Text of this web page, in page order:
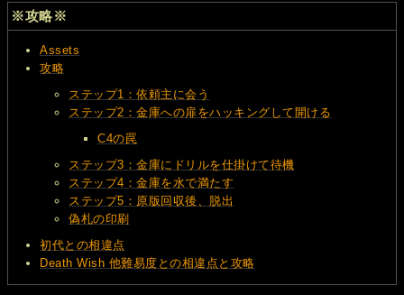
※攻略※
Assets
攻略
ステップ1：依頼主に会う
ステップ2：金庫への扉をハッキングして開ける
C4の罠
ステップ3：金庫にドリルを仕掛けて待機
ステップ4：金庫を水で満たす
ステップ5：原版回収後、脱出
偽札の印刷
初代との相違点
Death Wish 他難易度との相違点と攻略